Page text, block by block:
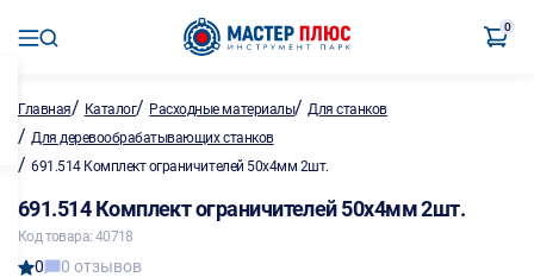
0
Главная/ Каталог/ Расходные материалы/Для станков
/ Для деревообрабатывающих станков
/ 691.514 Комплект ограничителей 50х4мм 2шт.
691.514 Комплект ограничителей 50х4мм 2шт.
Код товара: 40718
0 0 отзывов